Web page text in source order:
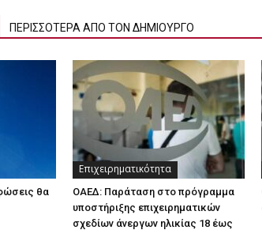
ΠΕΡΙΣΣΟΤΕΡΑ ΑΠΟ ΤΟΝ ΔΗΜΙΟΥΡΓΟ
θα
Επιχειρηματικότητα
ΟΑΕΔ: Παράταση στο πρόγραμμα
υποστήριξης επιχειρηματικών
σχεδίων άνεργων ηλικίας 18 έως